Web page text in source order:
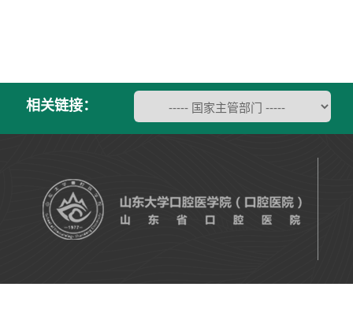
相关链接：